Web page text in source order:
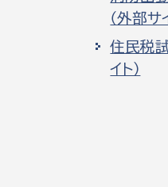
（外部サ
住民税
イト）